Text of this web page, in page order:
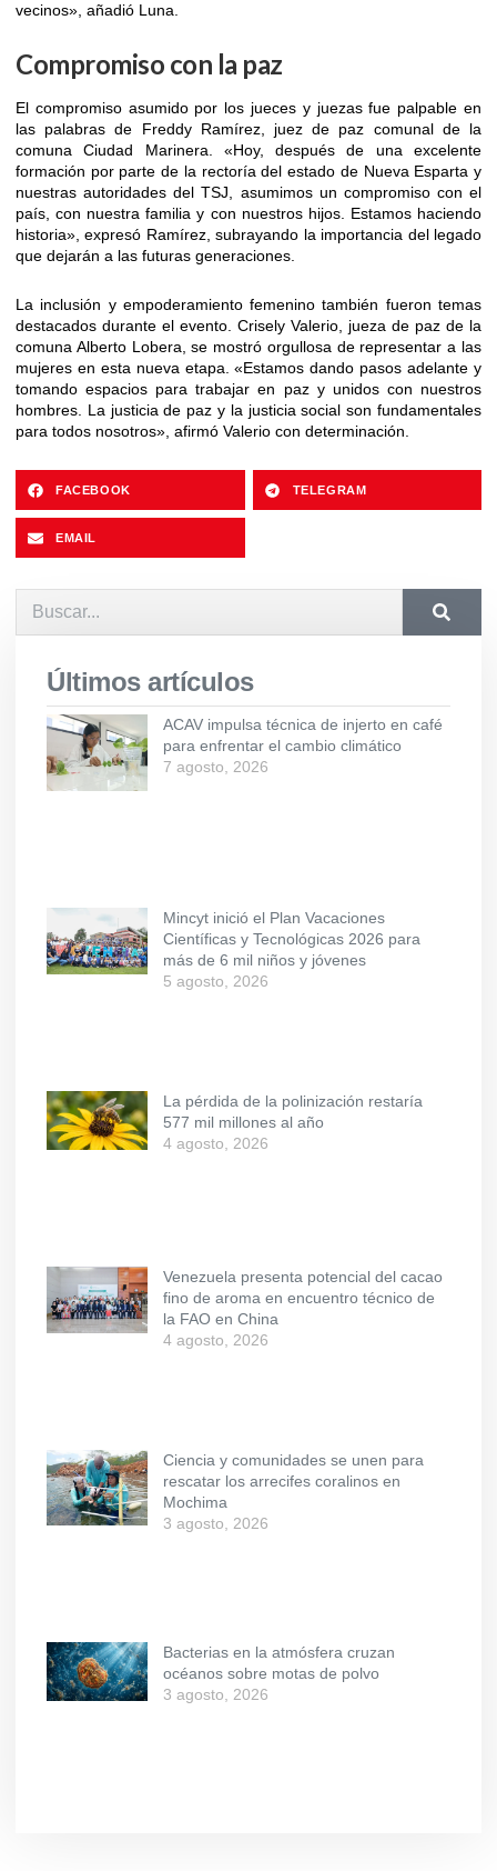
vecinos», añadió Luna.
Compromiso con la paz
El compromiso asumido por los jueces y juezas fue palpable en
las palabras de Freddy Ramírez, juez de paz comunal de la
comuna Ciudad Marinera. «Hoy, después de una excelente
formación por parte de la rectoría del estado de Nueva Esparta y
nuestras autoridades del TSJ, asumimos un compromiso con el
país, con nuestra familia y con nuestros hijos. Estamos haciendo
historia», expresó Ramírez, subrayando la importancia del legado
que dejarán a las futuras generaciones.
La inclusión y empoderamiento femenino también fueron temas
destacados durante el evento. Crisely Valerio, jueza de paz de la
comuna Alberto Lobera, se mostró orgullosa de representar a las
mujeres en esta nueva etapa. «Estamos dando pasos adelante y
tomando espacios para trabajar en paz y unidos con nuestros
hombres. La justicia de paz y la justicia social son fundamentales
para todos nosotros», afirmó Valerio con determinación.
FACEBOOK TELEGRAM
EMAIL
Últimos artículos
ACAV impulsa técnica de injerto en café
para enfrentar el cambio climático
7 agosto, 2026
Mincyt inició el Plan Vacaciones
Científicas y Tecnológicas 2026 para
más de 6 mil niños y jóvenes
5 agosto, 2026
La pérdida de la polinización restaría
577 mil millones al año
4 agosto, 2026
Venezuela presenta potencial del cacao
fino de aroma en encuentro técnico de
la FAO en China
4 agosto, 2026
Ciencia y comunidades se unen para
rescatar los arrecifes coralinos en
Mochima
3 agosto, 2026
Bacterias en la atmósfera cruzan
océanos sobre motas de polvo
3 agosto, 2026